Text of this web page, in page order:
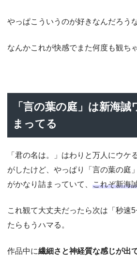
やっぱこういうのが好きなんだろう
なんかこれが快感でまた何度も観ち
「言の葉の庭」は新海
まってる
「君の名は。」はわりと万人にウケ
がしたけど、やっぱり「言の葉の庭
がかなり詰まっていて、 これぞ新海
これ観て大丈夫だったら次は「秒速
たらもうハマる。
作品中に繊細さと神経質な感じが出